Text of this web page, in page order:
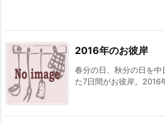
2016年のお彼岸
春分の日、秋分の日を
た7日間がお彼岸。2016